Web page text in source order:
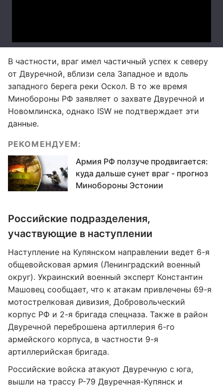
В частности, враг имел частичный успех к северу
от Двуречной, вблизи села Западное и вдоль
западного берега реки Оскол. В то же время
Минобороны РФ заявляет о захвате Двуречной и
Новомлинска, однако ISW не подтверждает эти
данные.
РЕКОМЕНДУЕМ:
Армия РФ ползуче продвигается:
куда дальше сунет враг - прогноз
Минобороны Эстонии
Российские подразделения,
участвующие в наступлении
Наступление на Купянском направлении ведет 6-я
общевойсковая армия (Ленинградский военный
округ). Украинский военный эксперт Константин
Машовец сообщает, что к атакам привлечены 69-я
мотострелковая дивизия, Добровольческий
корпус РФ и 2-я бригада спецназа. Также в район
Двуречной переброшена артиллерия 6-го
армейского корпуса, в частности 9-я
артиллерийская бригада.
Российские войска атакуют Двуречную с юга,
вышли на трассу Р-79 Двуречная-Купянск и